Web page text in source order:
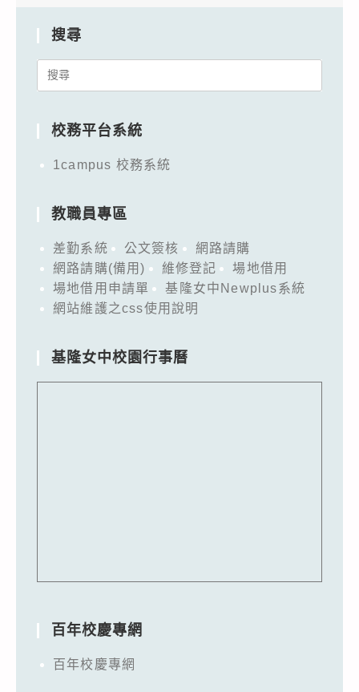
搜尋
Search
校務平台系統
1campus 校務系統
教職員專區
差勤系統 公文簽核
網路請購
網路請購(備用)
維修登記
場地借用
場地借用申請單
基隆女中Newplus系統
網站維護之css使用說明
基隆女中校園行事曆
百年校慶專網
百年校慶專網